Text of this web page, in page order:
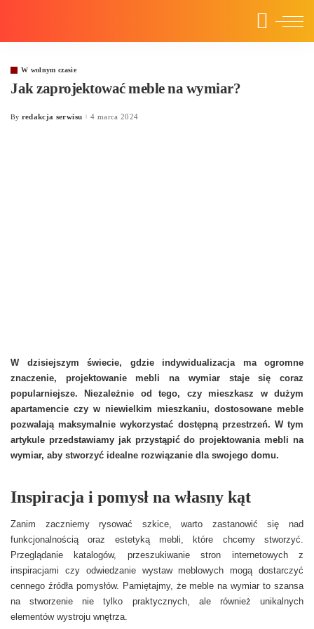
W wolnym czasie
Jak zaprojektować meble na wymiar?
Posted
By redakcja serwisu 4 marca 2024
W dzisiejszym świecie, gdzie indywidualizacja ma
ogromne znaczenie, projektowanie mebli na wymiar
staje się coraz popularniejsze. Niezależnie od tego, czy
mieszkasz w dużym apartamencie czy w niewielkim
mieszkaniu, dostosowane meble pozwalają
maksymalnie wykorzystać dostępną przestrzeń. W tym
artykule przedstawiamy jak przystąpić do projektowania
Inspiracja i pomysł na własny kąt
Zanim zaczniemy rysować szkice, warto zastanowić się nad
funkcjonalnością oraz estetyką mebli, które chcemy stworzyć.
Przeglądanie katalogów, przeszukiwanie stron internetowych z
inspiracjami czy odwiedzanie wystaw meblowych mogą dostarczyć
cennego źródła pomysłów. Pamiętajmy, że meble na wymiar to szansa